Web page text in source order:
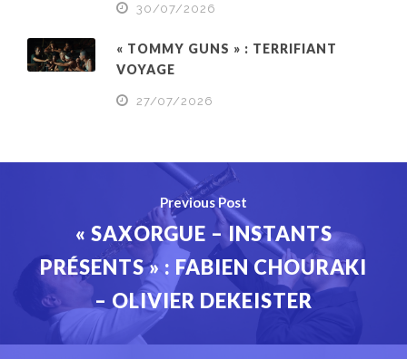
30/07/2026
« TOMMY GUNS » : TERRIFIANT
VOYAGE
27/07/2026
Previous Post
« SAXORGUE – INSTANTS
PRÉSENTS » : FABIEN CHOURAKI
– OLIVIER DEKEISTER